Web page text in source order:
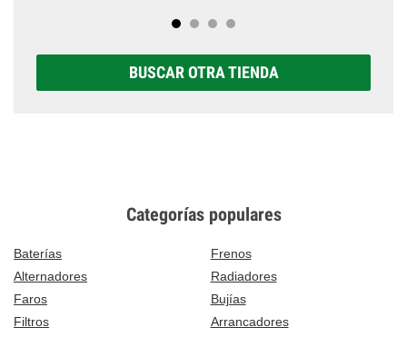
BUSCAR OTRA TIENDA
Categorías populares
Baterías
Frenos
Alternadores
Radiadores
Faros
Bujías
Filtros
Arrancadores